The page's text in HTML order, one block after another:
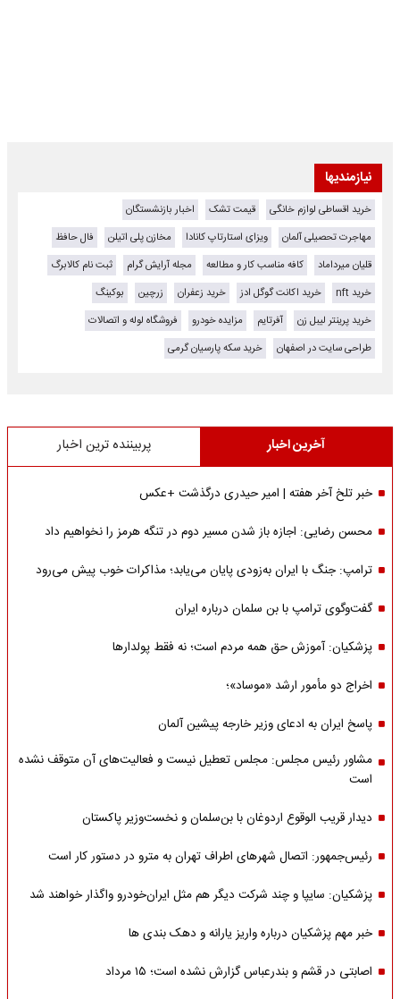
نیازمندیها
خرید اقساطی لوازم خانگی قیمت تشک
اخبار بازنشستگان
مهاجرت تحصیلی آلمان
ویزای استارتاپ کانادا مخازن پلی اتیلن
فال حافظ
قلیان میرداماد
کافه مناسب کار و مطالعه مجله آرایش گرام
ثبت نام کالابرگ
خرید nft
خرید اکانت گوگل ادز خرید زعفران زرچین
بوکینگ
خرید پرینتر لیبل زن
آفرتایم مزایده خودرو
فروشگاه لوله و اتصالات
طراحی سایت در اصفهان
خرید سکه پارسیان گرمی
آخرین اخبار پربیننده ترین اخبار
خبر تلخ آخر هفته | امیر حیدری درگذشت +عکس
محسن رضایی: اجازه باز شدن مسیر دوم در تنگه هرمز را نخواهیم داد
ترامپ: جنگ با ایران به‌زودی پایان می‌یابد؛ مذاکرات خوب پیش می‌رود
گفت‌وگوی ترامپ با بن سلمان درباره ایران
پزشکیان: آموزش حق همه مردم است؛ نه فقط پولدارها
اخراج دو مأمور ارشد «موساد»؛
پاسخ ایران به ادعای وزیر خارجه پیشین آلمان
مشاور رئیس مجلس: مجلس تعطیل نیست و فعالیت‌های آن متوقف نشده
است
دیدار قریب الوقوع اردوغان با بن‌سلمان و نخست‌وزیر پاکستان
رئیس‌جمهور: اتصال شهرهای اطراف تهران به مترو در دستور کار است
پزشکیان: سایپا و چند شرکت دیگر هم مثل ایران‌خودرو واگذار خواهند شد
خبر مهم پزشکیان درباره واریز یارانه و دهک بندی ها
اصابتی در قشم و بندرعباس گزارش نشده است؛ ۱۵ مرداد